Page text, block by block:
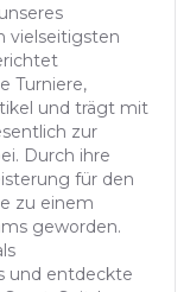
vielseitigsten
Turniere,
und trägt mit
zur
Durch ihre
für den
zu einem
geworden.
und entdeckte